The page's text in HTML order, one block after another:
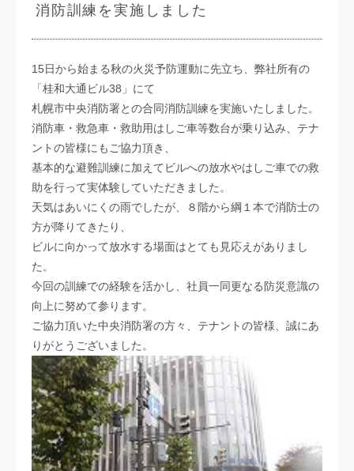
消防訓練を実施しました
15日から始まる秋の火災予防運動に先立ち、弊社所有の
「桂和大通ビル38」にて
札幌市中央消防署との合同消防訓練を実施いたしました。
消防車・救急車・救助用はしご車等数台が乗り込み、テナ
ントの皆様にもご協力頂き、
基本的な避難訓練に加えてビルへの放水やはしご車での救
助を行って実体験していただきました。
天気はあいにくの雨でしたが、８階から綱１本で消防士の
方が降りてきたり、
ビルに向かって放水する場面はとても見応えがありまし
た。
今回の訓練での経験を活かし、社員一同更なる防災意識の
向上に努めて参ります。
ご協力頂いた中央消防署の方々、テナントの皆様、誠にあ
りがとうございました。